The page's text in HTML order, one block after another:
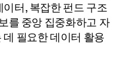
터, 복잡한 펀드 구조
를 중앙 집중화하고 자
필요한 데이터 활용